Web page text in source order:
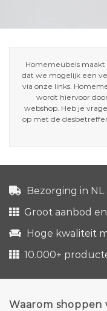
Homemeubels
dat we mogelijk een
via onze links.
wordt hiervoor
webshop. Heb je
op met de
Bezorging in NL
Groot aanbod
Hoge kwaliteit
10.000+
Waarom shoppen